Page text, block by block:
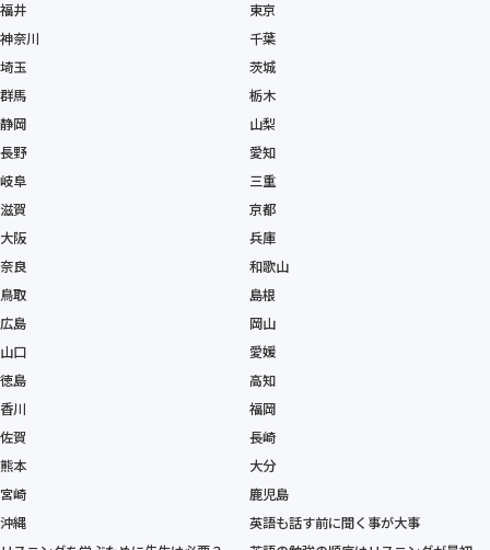
福井
東京
神奈川
千葉
埼玉
茨城
群馬
栃木
静岡
山梨
長野
愛知
岐阜
三重
滋賀
京都
大阪
兵庫
奈良
和歌山
鳥取
島根
広島
岡山
山口
愛媛
徳島
高知
香川
福岡
佐賀
長崎
熊本
大分
宮崎
鹿児島
沖縄
英語も話す前に聞く事が大事